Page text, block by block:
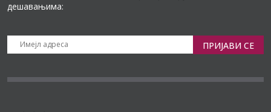
дешавањима:
ПРИЈАВИ СЕ